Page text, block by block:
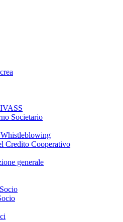
Societario
Credito Cooperativo
generale